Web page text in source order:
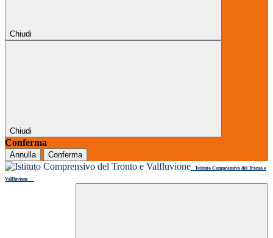
Chiudi
Chiudi
Conferma
Annulla Conferma
Istituto Comprensivo del Tronto e
Valfluvione